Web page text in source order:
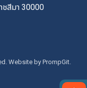
ชสีมา 30000
Website by PrompGit.